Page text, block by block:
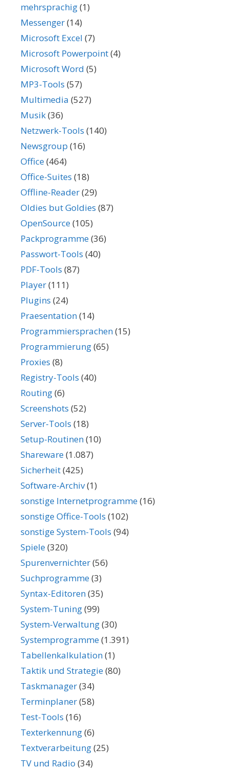
mehrsprachig(1)
Messenger(14)
Microsoft Excel (7)
Microsoft Powerpoint(4)
Microsoft Word (5)
MP3-Tools (57)
Multimedia (527)
Musik(36)
Netzwerk-Tools (140)
Newsgroup (16)
Office(464)
Office-Suites (18)
Offline-Reader(29)
Oldies but Goldies (87)
OpenSource(105)
Packprogramme(36)
Passwort-Tools (40)
PDF-Tools (87)
Player(111)
Plugins (24)
Praesentation(14)
Programmiersprachen(15)
Programmierung(65)
Proxies (8)
Registry-Tools (40)
Routing(6)
Screenshots (52)
Server-Tools (18)
Setup-Routinen(10)
Shareware(1.087)
Sicherheit(425)
Software-Archiv(1)
sonstige Internetprogramme(16)
sonstige Office-Tools (102)
sonstige System-Tools (94)
Spiele(320)
Spurenvernichter(56)
Suchprogramme(3)
Syntax-Editoren(35)
System-Tuning(99)
System-Verwaltung(30)
Systemprogramme(1.391)
Tabellenkalkulation(1)
Taktik und Strategie(80)
Taskmanager(34)
Terminplaner(58)
Test-Tools (16)
Texterkennung(6)
Textverarbeitung(25)
TV und Radio (34)